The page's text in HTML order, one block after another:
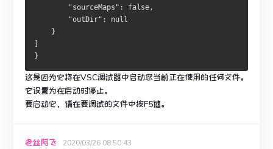
        "sourceMaps": false,
        "outDir": null
    }
}
这是因为它将在VSC调试器中启动您当前正在使用的任何文件。
它设置为在启动时停止。
要启动它，请在要调试的文件中按F5键。
老丝阿飞 2020/03/26 08:50:43